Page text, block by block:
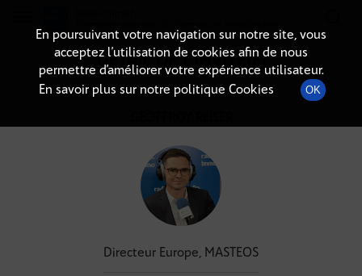
DÉTAIL DE L'INVITÉ(E)
Directeur Europe, MASTEOS
En poursuivant votre navigation sur notre site, vous
acceptez l’utilisation de cookies afin de nous
permettre d’améliorer votre expérience utilisateur.
En savoir plus sur notre politique Cookies
OK